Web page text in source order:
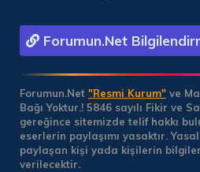
Forumun.Net
Forumun.Net "Resmi Kurum" ve
Bağı Yoktur.! 5846 sayılı Fikir ve
gereğince sitemizde telif hakkı
eserlerin paylaşımı yasaktır.
paylaşan kişi yada kişilerin
verilecektir.